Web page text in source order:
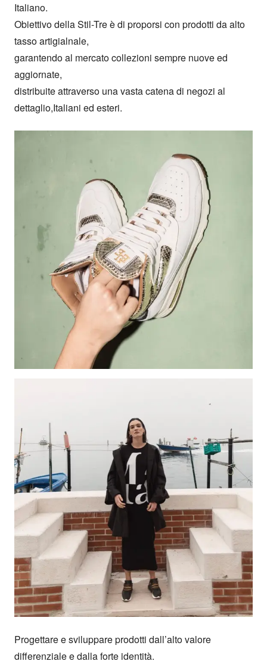
Italiano.
Obiettivo della Stil-Tre è di proporsi con prodotti da alto
tasso artigialnale,
garantendo al mercato collezioni sempre nuove ed
aggiornate,
distribuite attraverso una vasta catena di negozi al
dettaglio,Italiani ed esteri.
Progettare e sviluppare prodotti dall’alto valore
differenziale e dalla forte identità.